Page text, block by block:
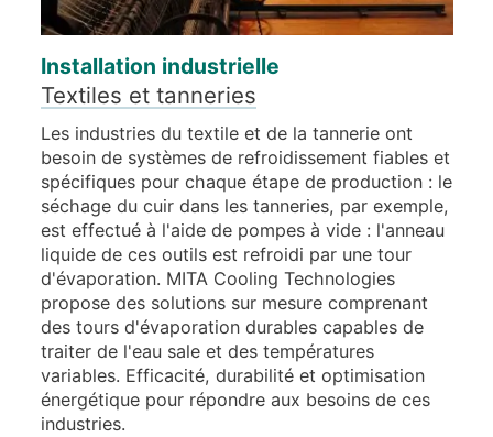
Installation industrielle
Textiles et tanneries
Les industries du textile et de la tannerie ont
besoin de systèmes de refroidissement fiables et
spécifiques pour chaque étape de production : le
séchage du cuir dans les tanneries, par exemple,
est effectué à l'aide de pompes à vide : l'anneau
liquide de ces outils est refroidi par une tour
d'évaporation. MITA Cooling Technologies
propose des solutions sur mesure comprenant
des tours d'évaporation durables capables de
traiter de l'eau sale et des températures
variables. Efficacité, durabilité et optimisation
énergétique pour répondre aux besoins de ces
industries.